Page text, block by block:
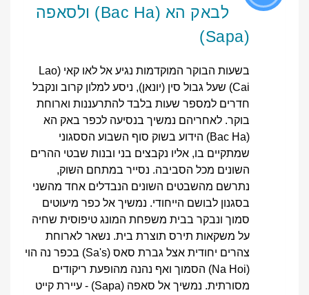
לבאק הא (Bac Ha) ולסאפה
(Sapa)
בשעות הבוקר המוקדמות נגיע אל לאו קאי (Lao
Cai) שעל גבול סין (יונאן), ניסע למלון קרוב ונקבל
חדרים למספר שעות בלבד להתרעננות וארוחת
בוקר. לאחריהם נמשיך בנסיעה לכפר באק הא
(Bac Ha) הידוע בשוק סוף השבוע הססגוני
שמתקיים בו, אליו נקבצים בני ובנות שבטי ההרים
השונים מכל הסביבה. נסייר במתחם השוק,
נתרשם מהשבטים השונים הנבדלים אחד מהשני
בסגנון לבושם הייחודי. נמשיך אל כפר מיעוטים
סמוך ונבקר בבית משפחת המונג טיפוסית שחיה
על משקאות תירס תוצרת בית. נשאר לארוחת
צהרים יחודית אצל גברת סאס (Sa's) בכפר נה הוי
(Na Hoi) הסמוך ואף נהנה מהופעת ריקודים
מסורתית. נמשיך אל סאפה (Sapa) - עיירת קייט